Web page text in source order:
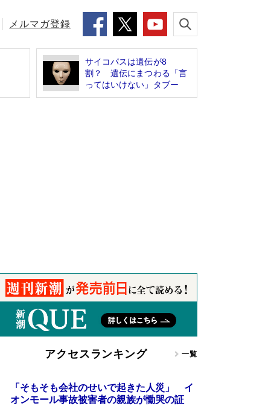
メルマガ登録
サイコパスは遺伝が8
割？ 遺伝にまつわる「言
ってはいけない」タブー
アクセスランキング 一覧
「そもそも会社のせいで起きた人災」 イ
オンモール事故被害者の親族が慟哭の証